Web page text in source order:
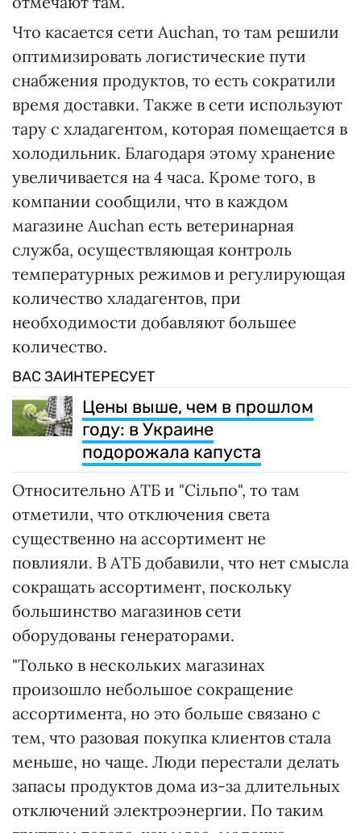
Что касается сети Auchan, то там решили
оптимизировать логистические пути
снабжения продуктов, то есть сократили
время доставки. Также в сети используют
тару с хладагентом, которая помещается в
холодильник. Благодаря этому хранение
увеличивается на 4 часа. Кроме того, в
компании сообщили, что в каждом
магазине Auchan есть ветеринарная
служба, осуществляющая контроль
температурных режимов и регулирующая
количество хладагентов, при
необходимости добавляют большее
количество.
ВАС ЗАИНТЕРЕСУЕТ
Цены выше, чем в прошлом
году: в Украине
подорожала капуста
Относительно АТБ и "Сільпо", то там
отметили, что отключения света
существенно на ассортимент не
повлияли. В АТБ добавили, что нет смысла
сокращать ассортимент, поскольку
большинство магазинов сети
оборудованы генераторами.
"Только в нескольких магазинах
произошло небольшое сокращение
ассортимента, но это больше связано с
тем, что разовая покупка клиентов стала
меньше, но чаще. Люди перестали делать
запасы продуктов дома из-за длительных
отключений электроэнергии. По таким